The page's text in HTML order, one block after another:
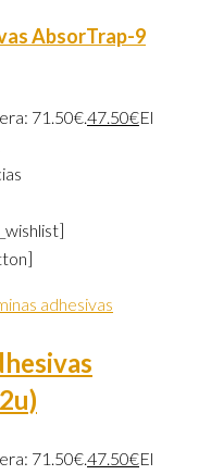
AbsorTrap-9
71.50€.47.50€El
adhesivas
71.50€.47.50€El